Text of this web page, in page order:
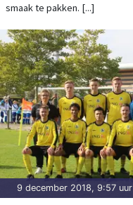
smaak te pakken. [...]
9 december 2018, 9:57 uur